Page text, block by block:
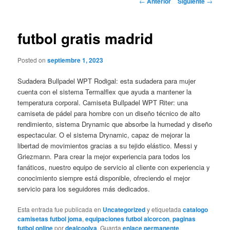
futbol gratis madrid
Posted onseptiembre 1, 2023
Sudadera Bullpadel WPT Rodigal: esta sudadera para mujer
cuenta con el sistema Termalflex que ayuda a mantener la
temperatura corporal. Camiseta Bullpadel WPT Riter: una
camiseta de pádel para hombre con un diseño técnico de alto
rendimiento, sistema Drynamic que absorbe la humedad y diseño
espectacular. O el sistema Drynamic, capaz de mejorar la
libertad de movimientos gracias a su tejido elástico. Messi y
Griezmann. Para crear la mejor experiencia para todos los
fanáticos, nuestro equipo de servicio al cliente con experiencia y
conocimiento siempre está disponible, ofreciendo el mejor
servicio para los seguidores más dedicados.
Esta entrada fue publicada en Uncategorizedy etiquetadacatalogo
camisetas futbol joma,equipaciones futbol alcorcon,paginas
futbol onlinepordealcoolya. Guardaenlace permanente.